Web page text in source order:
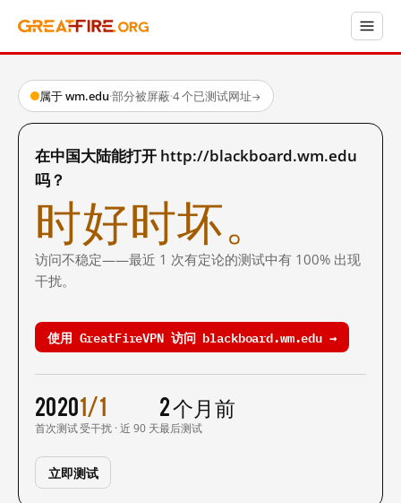
属于 wm.edu·部分被屏蔽·4 个已测试网址→
在中国大陆能打开 http://blackboard.wm.edu
吗？
时好时坏。
访问不稳定——最近 1 次有定论的测试中有 100% 出现
干扰。
使用 GreatFireVPN 访问 blackboard.wm.edu →
2020
首次测试
1/1
受干扰 · 近 90 天
2 个月前
最后测试
立即测试